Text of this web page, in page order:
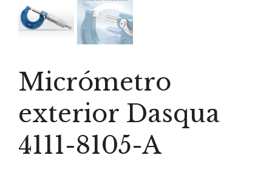
Micrómetro
exterior Dasqua
4111-8105-A